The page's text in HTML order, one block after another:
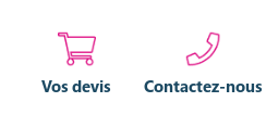
Vos devis Contactez-nous